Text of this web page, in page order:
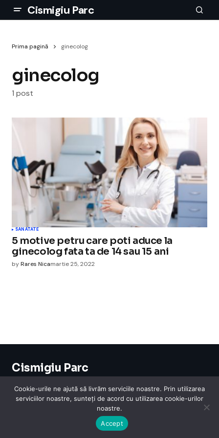
Cismigiu Parc
Prima pagină ginecolog
ginecolog
1 post
SANATATE
5 motive petru care poti aduce la
ginecolog fata ta de 14 sau 15 ani
byRares Nicamartie 25, 2022
Cismigiu Parc
© 2024 CismigiuParc. All Rights Reserved.
Internet
Legislatie Medical Moda Sarbatori Telefoane Contact
Cookie-urile ne ajută să livrăm serviciile noastre. Prin utilizarea
serviciilor noastre, sunteți de acord cu utilizarea cookie-urilor
noastre.
Accept